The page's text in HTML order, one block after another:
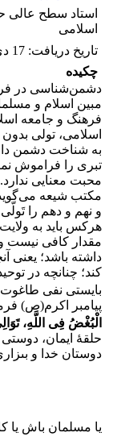
استاد سطح عالی
اسلامی
تاریخ دریافت: 17 دی 1403
چکیده
دشمن‌شناسی در
مبین اسلام و
فرهنگ و جامعه
اسلامی، تولی
به شناخت دشمن
تبرى را فراموش
محبت معنایی
مکتب شیعه
و نهم و دهم را
هرکس باید به
مقدار کافی نیست
داشته باشد؛ یعنی
کند؛ چنانچه در
بایستی نفی طاغوت
پیامبر اکرم(ص)
الْبُغْضُ فِی اللَّهِ،
حلقۀ ایمان،
دوستان خدا و
یا مسلمان باش یا